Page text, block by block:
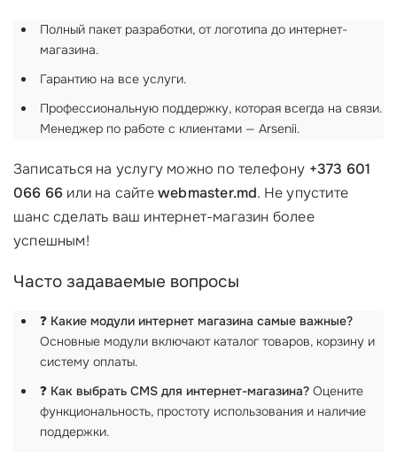
Полный пакет разработки, от логотипа до интернет-
магазина.
Гарантию на все услуги.
Профессиональную поддержку, которая всегда на связи.
Менеджер по работе с клиентами — Arsenii.
Записаться на услугу можно по телефону +373 601
066 66 или на сайтеwebmaster.md. Не упустите
шанс сделать ваш интернет-магазин более
успешным!
Часто задаваемые вопросы
❓ Какие модули интернет магазина самые важные?
Основные модули включают каталог товаров, корзину и
систему оплаты.
❓ Как выбрать CMS для интернет-магазина? Оцените
функциональность, простоту использования и наличие
поддержки.